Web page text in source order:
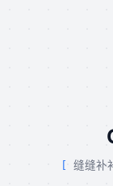
缝缝